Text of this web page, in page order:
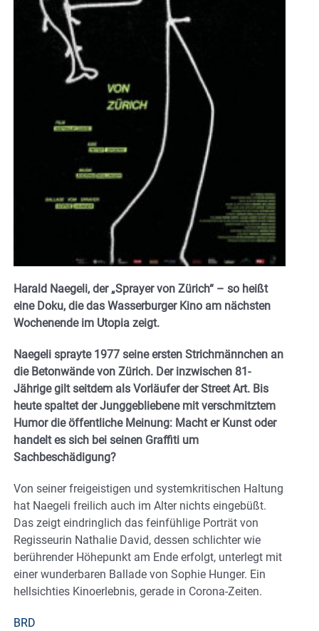
Harald Naegeli, der „Sprayer von Zürich“ – so heißt
eine Doku, die das Wasserburger Kino am nächsten
Wochenende im Utopia zeigt.
Naegeli sprayte 1977 seine ersten Strichmännchen an
die Betonwände von Zürich. Der inzwischen 81-
Jährige gilt seitdem als Vorläufer der Street Art. Bis
heute spaltet der Junggebliebene mit verschmitztem
Humor die öffentliche Meinung: Macht er Kunst oder
handelt es sich bei seinen Graffiti um
Sachbeschädigung?
Von seiner freigeistigen und systemkritischen Haltung
hat Naegeli freilich auch im Alter nichts eingebüßt.
Das zeigt eindringlich das feinfühlige Porträt von
Regisseurin Nathalie David, dessen schlichter wie
berührender Höhepunkt am Ende erfolgt, unterlegt mit
einer wunderbaren Ballade von Sophie Hunger. Ein
hellsichties Kinoerlebnis, gerade in Corona-Zeiten.
BRD